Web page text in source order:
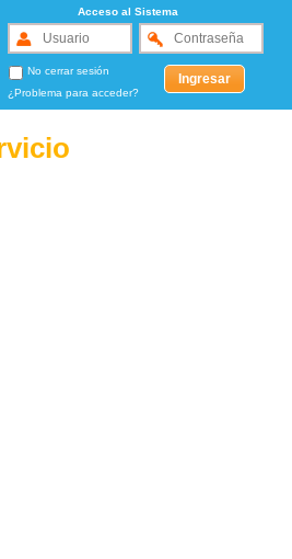
Acceso al Sistema
No cerrar sesión
¿Problema para acceder?